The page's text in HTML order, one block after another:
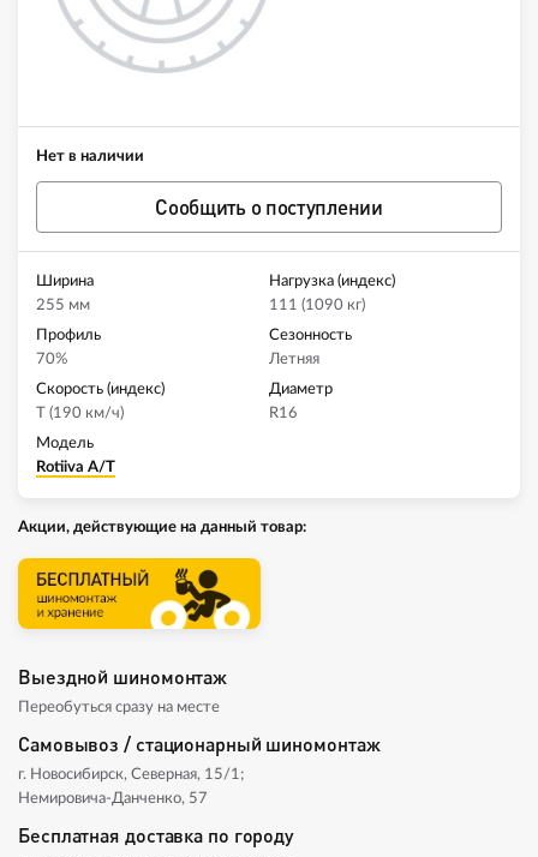
Нет в наличии
Сообщить о поступлении
Ширина
255 мм
Нагрузка (индекс)
111 (1090 кг)
Профиль
70%
Сезонность
Летняя
Скорость (индекс)
T (190 км/ч)
Диаметр
R16
Модель
Rotiiva A/T
Акции, действующие на данный товар:
Выездной шиномонтаж
Переобуться сразу на месте
Самовывоз / стационарный шиномонтаж
г. Новосибирск, Северная, 15/1;
Немировича-Данченко, 57
Бесплатная доставка по городу